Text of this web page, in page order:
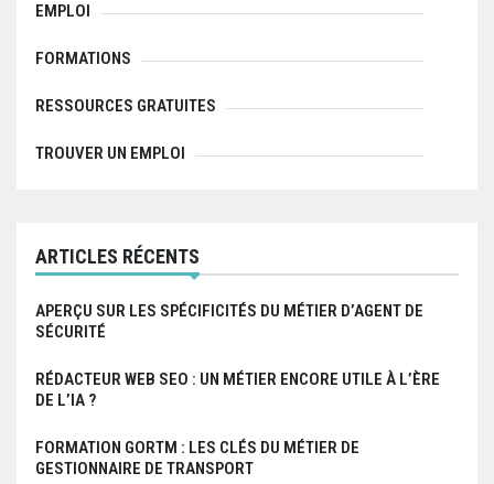
EMPLOI
FORMATIONS
RESSOURCES GRATUITES
TROUVER UN EMPLOI
ARTICLES RÉCENTS
APERÇU SUR LES SPÉCIFICITÉS DU MÉTIER D’AGENT DE
SÉCURITÉ
RÉDACTEUR WEB SEO : UN MÉTIER ENCORE UTILE À L’ÈRE
DE L’IA ?
FORMATION GORTM : LES CLÉS DU MÉTIER DE
GESTIONNAIRE DE TRANSPORT